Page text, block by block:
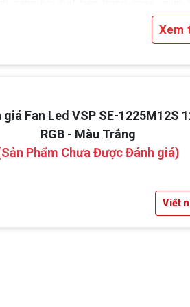
trở nên bắt mắt và hiện đại hơn.
LED hoạt động ổn định, phù hợp
tính thẩm mỹ.
Xem
giá Fan Led VSP SE-1225M12S
RGB - Màu Trắng
Phẩm Chưa Được Đánh giá)
Viết